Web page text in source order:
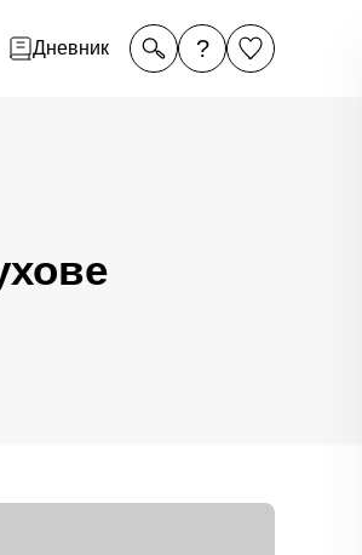
Дневник ?